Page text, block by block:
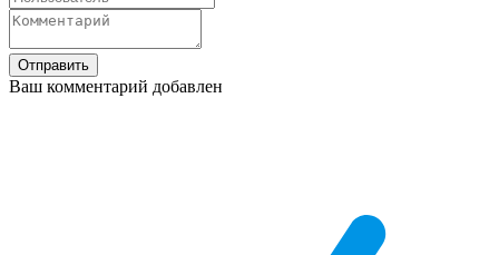
Отправить
Ваш комментарий добавлен